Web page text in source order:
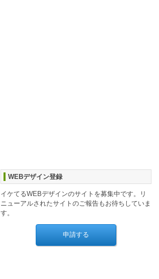
WEBデザイン登録
イケてるWEBデザインのサイトを募集中です。リ
ニューアルされたサイトのご報告もお待ちしていま
す。